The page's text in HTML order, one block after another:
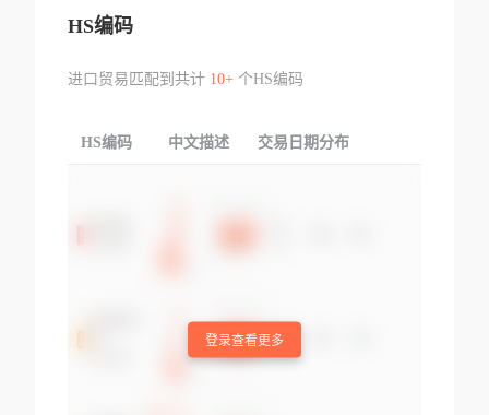
HS编码
进口贸易匹配到共计 10+个HS编码
HS编码 中文描述 交易日期分布
登录查看更多